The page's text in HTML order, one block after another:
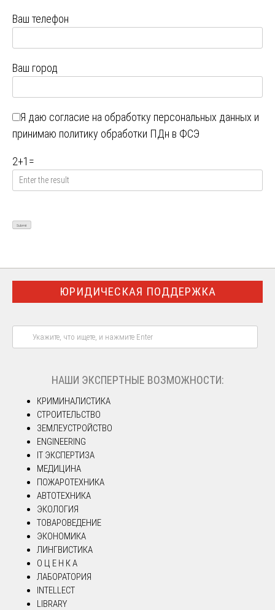
Ваш телефон
Ваш город
Я даю согласие на обработку персональных данных и
принимаю политику обработки ПДн в ФСЭ
2+1 =
ЮРИДИЧЕСКАЯ ПОДДЕРЖКА
НАШИ ЭКСПЕРТНЫЕ ВОЗМОЖНОСТИ:
КРИМИНАЛИСТИКА
СТРОИТЕЛЬСТВО
ЗЕМЛЕУСТРОЙСТВО
ENGINEERING
IT ЭКСПЕРТИЗА
МЕДИЦИНА
ПОЖАРОТЕХНИКА
АВТОТЕХНИКА
ЭКОЛОГИЯ
ТОВАРОВЕДЕНИЕ
ЭКОНОМИКА
ЛИНГВИСТИКА
О Ц Е Н К А
ЛАБОРАТОРИЯ
INTELLECT
LIBRARY